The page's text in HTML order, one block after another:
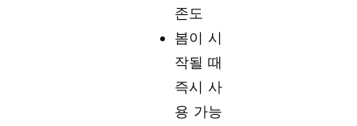
존도
봄이 시
작될 때
즉시 사
용 가능